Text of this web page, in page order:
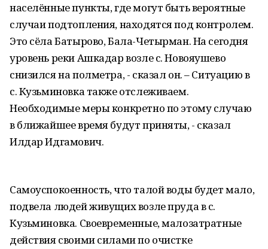
населённые пункты, где могут быть вероятные
случаи подтопления, находятся под контролем.
Это сёла Батырово, Бала-Четырман. На сегодня
уровень реки Ашкадар возле с. Новояушево
снизился на полметра, - сказал он. – Ситуацию в
с. Кузьминовка также отслеживаем.
Необходимые меры конкретно по этому случаю
в ближайшее время будут приняты, - сказал
Илдар Идгамович.
Самоуспокоенность, что талой воды будет мало,
подвела людей живущих возле пруда в с.
Кузьминовка. Своевременные, малозатратные
действия своими силами по очистке